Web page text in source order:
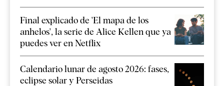
Final explicado de 'El mapa de los
anhelos', la serie de Alice Kellen que ya
puedes ver en Netflix
Calendario lunar de agosto 2026: fases,
eclipse solar y Perseidas